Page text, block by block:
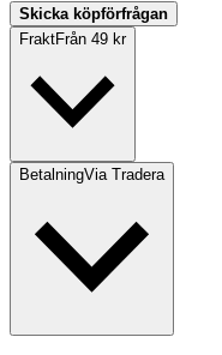
Skicka köpförfrågan
FraktFrån 49 kr
BetalningVia Tradera